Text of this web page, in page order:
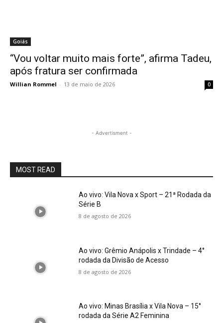
Goiás
“Vou voltar muito mais forte”, afirma Tadeu,
após fratura ser confirmada
Willian Rommel - 13 de maio de 2026 0
- Advertisment -
MOST READ
Ao vivo: Vila Nova x Sport – 21ª Rodada da
Série B
8 de agosto de 2026
Ao vivo: Grêmio Anápolis x Trindade – 4°
rodada da Divisão de Acesso
8 de agosto de 2026
Ao vivo: Minas Brasília x Vila Nova – 15°
rodada da Série A2 Feminina